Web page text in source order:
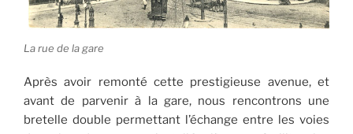
La rue de la gare
Après avoir remonté cette prestigieuse avenue, et
avant de parvenir à la gare, nous rencontrons une
bretelle double permettant l’échange entre les voies